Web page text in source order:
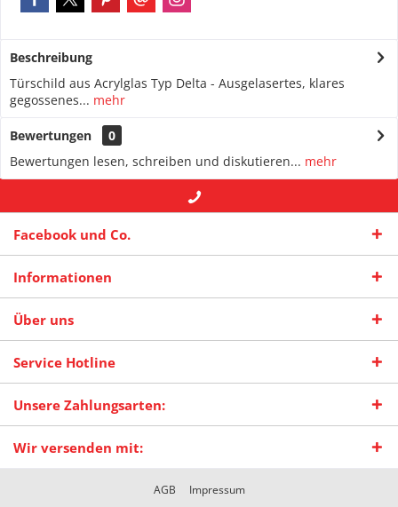
Beschreibung
Türschild aus Acrylglas Typ Delta - Ausgelasertes, klares
gegossenes... mehr
Bewertungen
0
Bewertungen lesen, schreiben und diskutieren... mehr
Facebook und Co.
Informationen
Über uns
Service Hotline
Unsere Zahlungsarten:
Wir versenden mit:
AGB Impressum